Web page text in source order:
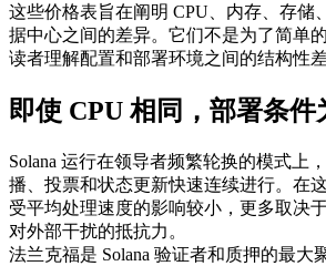
这些价格表旨在阐明 CPU、内存、存储
据中心之间的差异。它们不是为了简单
读者理解配置和部署环境之间的结构性差
即使 CPU 相同，部署条件
Solana 运行在领导者频繁轮换的模式上
播、投票和状态更新快速连续进行。在
受平均处理速度的影响较小，更多取决
对外部干扰的抵抗力。
法兰克福是 Solana 验证者和质押的最大